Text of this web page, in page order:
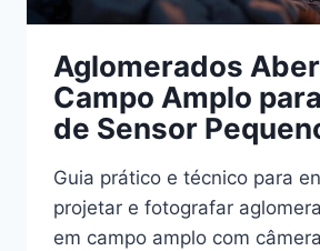
Aglomerados
Campo Amplo
de Sensor
Guia prático e técnico para
projetar e fotografar
em campo amplo com